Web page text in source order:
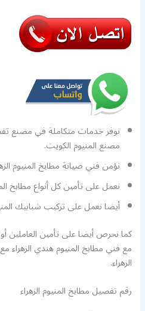
نوفر خدمات متكاملة في مصنع
مصنع المنيوم الكويت.
نؤمن فني صيانة مطابخ المنيوم
نعمل على تأمين كل أنواع مطابخ
أيضا نعمل على تركيب شبابيك
كما نحرص أيضا على تأمين العاملين
مع فني مطابخ المنيوم هندي الزهراء
الزهراء.
رقم تفصيل مطابخ المنيوم الزهراء